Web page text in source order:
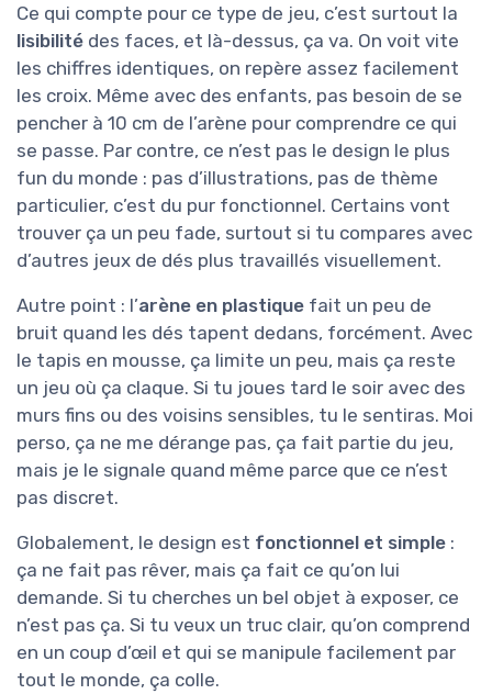
Ce qui compte pour ce type de jeu, c’est surtout la
lisibilité des faces, et là-dessus, ça va. On voit vite
les chiffres identiques, on repère assez facilement
les croix. Même avec des enfants, pas besoin de se
pencher à 10 cm de l’arène pour comprendre ce qui
se passe. Par contre, ce n’est pas le design le plus
fun du monde : pas d’illustrations, pas de thème
particulier, c’est du pur fonctionnel. Certains vont
trouver ça un peu fade, surtout si tu compares avec
d’autres jeux de dés plus travaillés visuellement.
Autre point : l’arène en plastique fait un peu de
bruit quand les dés tapent dedans, forcément. Avec
le tapis en mousse, ça limite un peu, mais ça reste
un jeu où ça claque. Si tu joues tard le soir avec des
murs fins ou des voisins sensibles, tu le sentiras. Moi
perso, ça ne me dérange pas, ça fait partie du jeu,
mais je le signale quand même parce que ce n’est
pas discret.
Globalement, le design est fonctionnel et simple :
ça ne fait pas rêver, mais ça fait ce qu’on lui
demande. Si tu cherches un bel objet à exposer, ce
n’est pas ça. Si tu veux un truc clair, qu’on comprend
en un coup d’œil et qui se manipule facilement par
tout le monde, ça colle.